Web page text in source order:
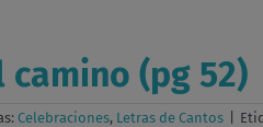
camino (pg 52)
Celebraciones, Letras de Cantos